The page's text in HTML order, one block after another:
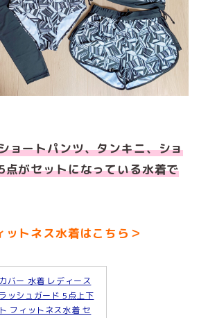
ョートパンツ、タンキニ、ショ
がセットになっている水着で
トネス水着はこちら＞
バー 水着 レディース
ッシュガード 5点上下
フィットネス水着 セ